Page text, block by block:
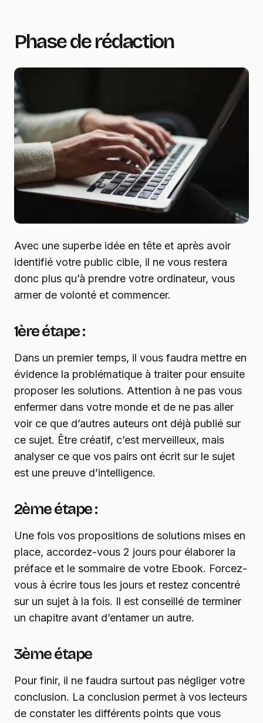
Phase de rédaction
Avec une superbe idée en tête et après avoir
identifié votre public cible, il ne vous restera
donc plus qu’à prendre votre ordinateur, vous
armer de volonté et commencer.
1ère étape :
Dans un premier temps, il vous faudra mettre en
évidence la problématique à traiter pour ensuite
proposer les solutions. Attention à ne pas vous
enfermer dans votre monde et de ne pas aller
voir ce que d’autres auteurs ont déjà publié sur
ce sujet. Être créatif, c’est merveilleux, mais
analyser ce que vos pairs ont écrit sur le sujet
est une preuve d’intelligence.
2ème étape :
Une fois vos propositions de solutions mises en
place, accordez-vous 2 jours pour élaborer la
préface et le sommaire de votre Ebook. Forcez-
vous à écrire tous les jours et restez concentré
sur un sujet à la fois. Il est conseillé de terminer
un chapitre avant d’entamer un autre.
3ème étape
Pour finir, il ne faudra surtout pas négliger votre
conclusion. La conclusion permet à vos lecteurs
de constater les différents points que vous